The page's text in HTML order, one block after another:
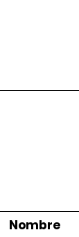
Nombre